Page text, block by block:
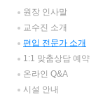
원장 인사말
교수진 소개
편입 전문가 소개
1:1 맞춤상담 예약
온라인 Q&A
시설 안내